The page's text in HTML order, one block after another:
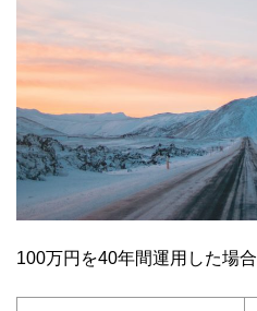
100万円を40年間運用した場合